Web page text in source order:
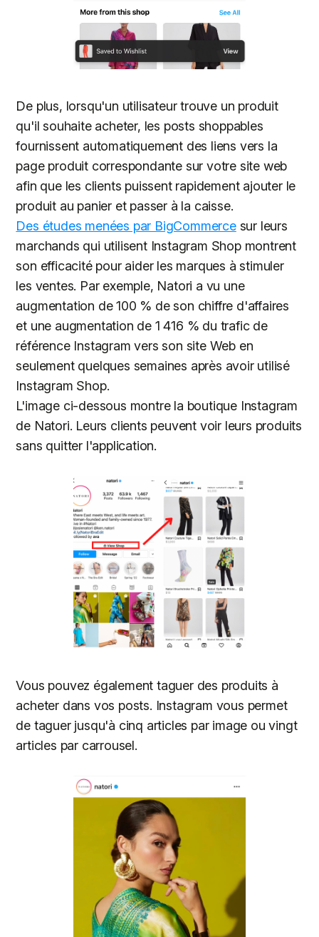
De plus, lorsqu'un utilisateur trouve un produit
qu'il souhaite acheter, les posts shoppables
fournissent automatiquement des liens vers la
page produit correspondante sur votre site web
afin que les clients puissent rapidement ajouter le
produit au panier et passer à la caisse.
Des études menées par BigCommercesur leurs
marchands qui utilisent Instagram Shop montrent
son efficacité pour aider les marques à stimuler
les ventes. Par exemple, Natori a vu une
augmentation de 100 % de son chiffre d'affaires
et une augmentation de 1 416 % du trafic de
référence Instagram vers son site Web en
seulement quelques semaines après avoir utilisé
Instagram Shop.
L'image ci-dessous montre la boutique Instagram
de Natori. Leurs clients peuvent voir leurs produits
sans quitter l'application.
Vous pouvez également taguer des produits à
acheter dans vos posts. Instagram vous permet
de taguer jusqu'à cinq articles par image ou vingt
articles par carrousel.